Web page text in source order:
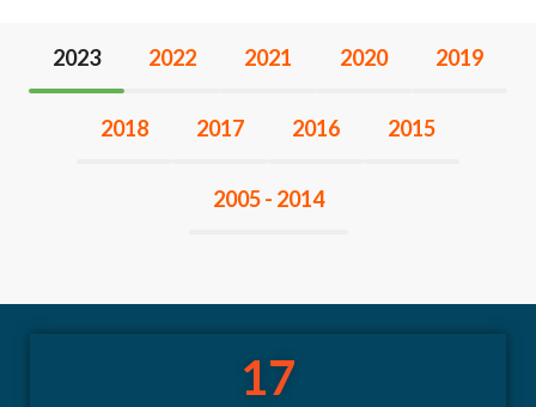
2023 2022 2021 2020 2019
2018 2017 2016 2015
2005 - 2014
17